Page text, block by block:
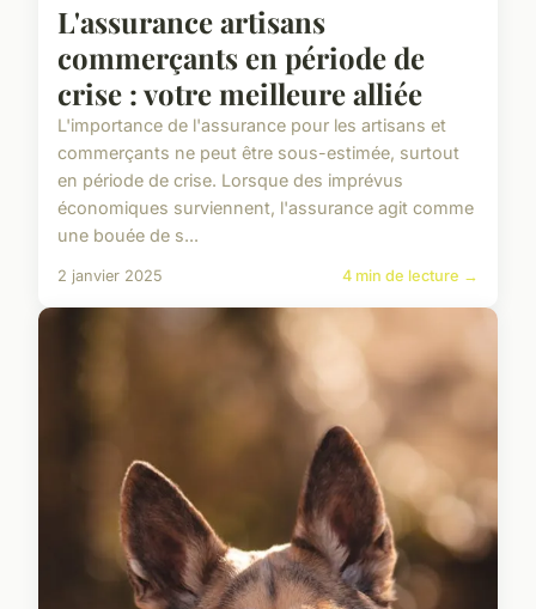
L'assurance artisans
commerçants en période de
crise : votre meilleure alliée
L'importance de l'assurance pour les artisans et
commerçants ne peut être sous-estimée, surtout
en période de crise. Lorsque des imprévus
économiques surviennent, l'assurance agit comme
une bouée de s...
2 janvier 2025 4 min de lecture →